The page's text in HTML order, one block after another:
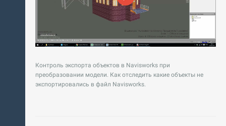
Контроль экспорта объектов в Navisworks при
преобразовании модели. Как отследить какие объекты не
экспортировались в файл Navisworks.